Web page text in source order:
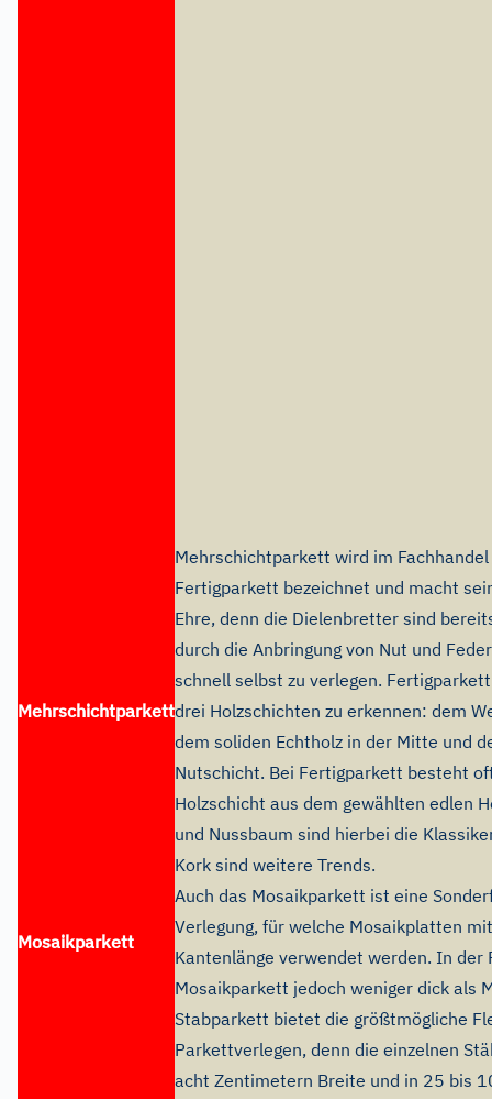
Mehrschichtparkett
Mehrschichtparkett wird im
Fertigparkett bezeichnet und macht
Ehre, denn die Dielenbretter sind
durch die Anbringung von Nut und
schnell selbst zu verlegen.
drei Holzschichten zu erkennen: dem
dem soliden Echtholz in der Mitte und
Nutschicht. Bei Fertigparkett besteht
Holzschicht aus dem gewählten edlen
und Nussbaum sind hierbei die
Kork sind weitere Trends.
Mosaikparkett
Auch das Mosaikparkett ist eine
Verlegung, für welche Mosaikplatten
Kantenlänge verwendet werden. In der
Mosaikparkett jedoch weniger dick als
Stabparkett bietet die größtmögliche
Parkettverlegen, denn die einzelnen
acht Zentimetern Breite und in 25 bis